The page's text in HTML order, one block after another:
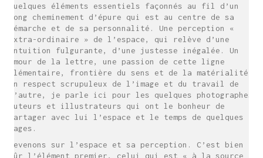
quelques éléments essentiels façonnés au fil d’un
long cheminement d’épure qui est au centre de sa
démarche et de sa personnalité. Une perception «
extra-ordinaire » de l’espace, qui relève d’une
intuition fulgurante, d’une justesse inégalée. Un
amour de la lettre, une passion de cette ligne
élémentaire, frontière du sens et de la matérialité.
Un respect scrupuleux de l’image et du travail de
l’autre, je parle ici pour les quelques photographes
auteurs et illustrateurs qui ont le bonheur de
partager avec lui l’espace et le temps de quelques
pages.
Revenons sur l’espace et sa perception. C’est bien
sûr l’élément premier, celui qui est « à la source